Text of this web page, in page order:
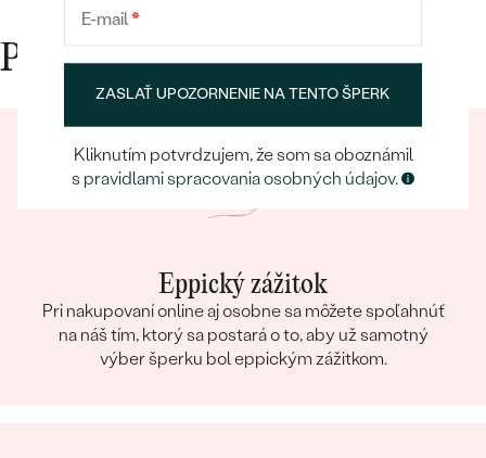
Prečo nakupovať v Eppi
Eppický zážitok
Pri nakupovaní online aj osobne sa môžete spoľahnúť
na náš tím, ktorý sa postará o to, aby už samotný
výber šperku bol eppickým zážitkom.
E-mail*
ZASLAŤ UPOZORNENIE NA TENTO ŠPERK
Kliknutím potvrdzujem, že som sa oboznámil
s pravidlami spracovania osobných údajov.